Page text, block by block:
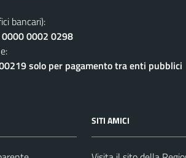
bancari):
0002 0298
solo per pagamento tra enti pubblici
SITI AMICI